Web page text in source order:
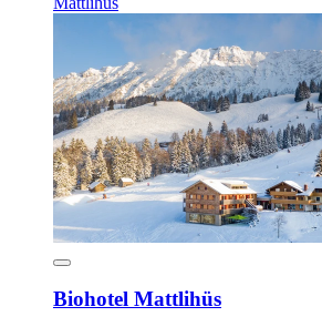
Biohotel Mattlihüs